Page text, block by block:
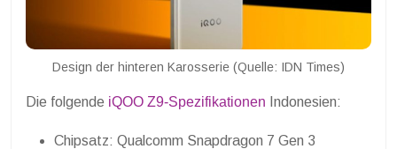
Design der hinteren Karosserie (Quelle: IDN Times)
Die folgende iQOO Z9-Spezifikationen Indonesien:
Chipsatz: Qualcomm Snapdragon 7 Gen 3